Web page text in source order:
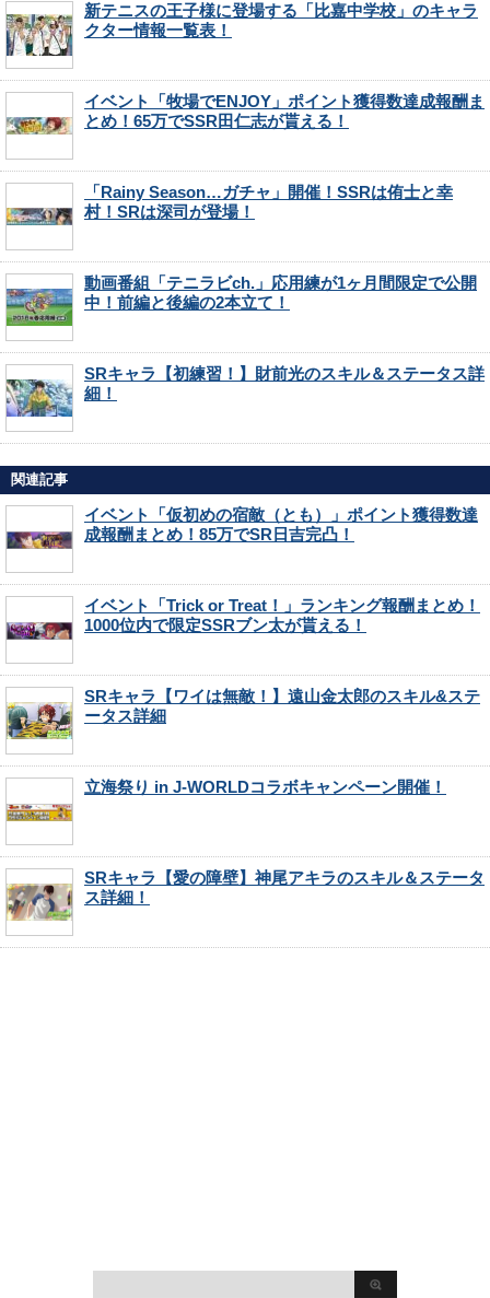
新テニスの王子様に登場する「比嘉中学校」のキャラ
クター情報一覧表！
イベント「牧場でENJOY」ポイント獲得数達成報酬ま
とめ！65万でSSR田仁志が貰える！
「Rainy Season…ガチャ」開催！SSRは侑士と幸
村！SRは深司が登場！
動画番組「テニラビch.」応用練が1ヶ月間限定で公開
中！前編と後編の2本立て！
SRキャラ【初練習！】財前光のスキル＆ステータス詳
細！
関連記事
イベント「仮初めの宿敵（とも）」ポイント獲得数達
成報酬まとめ！85万でSR日吉完凸！
イベント「Trick or Treat！」ランキング報酬まとめ！
1000位内で限定SSRブン太が貰える！
SRキャラ【ワイは無敵！】遠山金太郎のスキル&ステ
ータス詳細
立海祭り in J-WORLDコラボキャンペーン開催！
SRキャラ【愛の障壁】神尾アキラのスキル＆ステータ
ス詳細！